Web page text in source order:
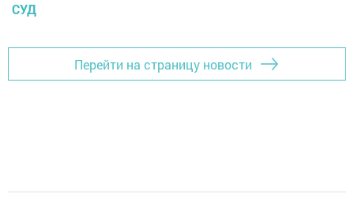
СУД
Перейти на страницу новости